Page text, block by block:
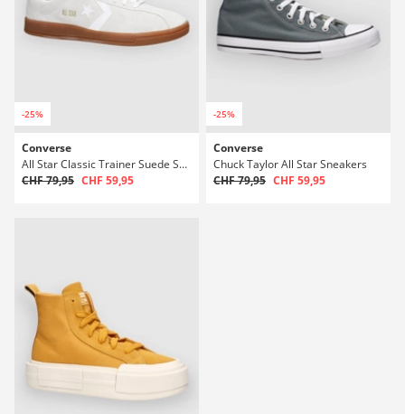
-25%
Converse
All Star Classic Trainer Suede Sneakers
CHF 79,95 CHF 59,95
-25%
Converse
Chuck Taylor All Star Sneakers
CHF 79,95 CHF 59,95